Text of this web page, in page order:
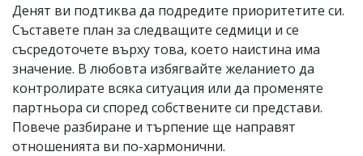
Денят ви подтиква да подредите приоритетите си.
Съставете план за следващите седмици и се
съсредоточете върху това, което наистина има
значение. В любовта избягвайте желанието да
контролирате всяка ситуация или да променяте
партньора си според собствените си представи.
Повече разбиране и търпение ще направят
отношенията ви по-хармонични.